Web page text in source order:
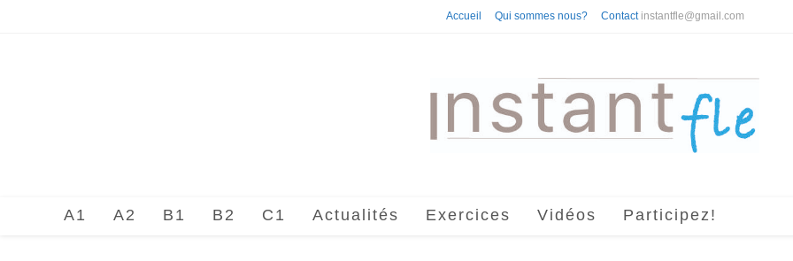
Accueil Qui sommes nous? Contact instantfle@gmail.com
A1 A2 B1 B2 C1 Actualités Exercices Vidéos Participez!